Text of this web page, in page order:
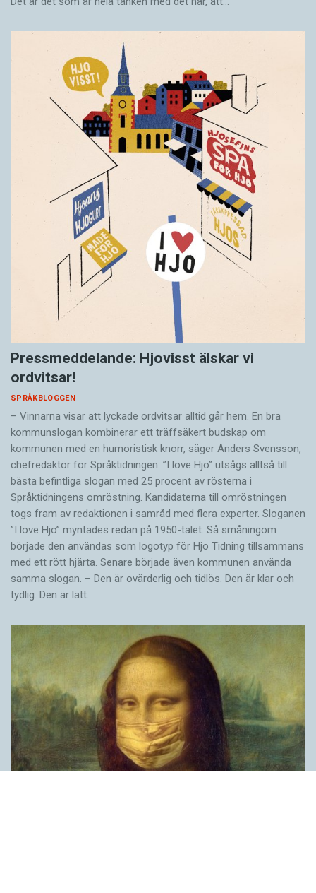
Pressmeddelande: Hjovisst älskar vi
ordvitsar!
SPRÅKBLOGGEN
– Vinnarna visar att lyckade ordvitsar alltid går hem. En bra
kommunslogan kombinerar ett träffsäkert budskap om
kommunen med en humoristisk knorr, säger Anders Svensson,
chefredaktör för Språktidningen. ”I love Hjo” utsågs alltså till
bästa befintliga slogan med 25 procent av rösterna i
Språktidningens omröstning. Kandidaterna till omröstningen
togs fram av redaktionen i samråd med flera experter. Sloganen
”I love Hjo” myntades redan på 1950-talet. Så småningom
började den användas som logotyp för Hjo Tidning tillsammans
med ett rött hjärta. Senare började även kommunen använda
samma slogan. – Den är ovärderlig och tidlös. Den är klar och
tydlig. Den är lätt…